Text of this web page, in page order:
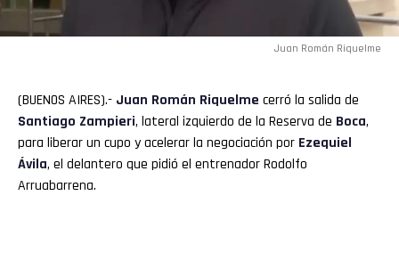
Juan Román Riquelme
(BUENOS AIRES).- Juan Román Riquelme cerró la salida de
Santiago Zampieri, lateral izquierdo de la Reserva de Boca,
para liberar un cupo y acelerar la negociación por Ezequiel
Ávila, el delantero que pidió el entrenador Rodolfo
Arruabarrena.